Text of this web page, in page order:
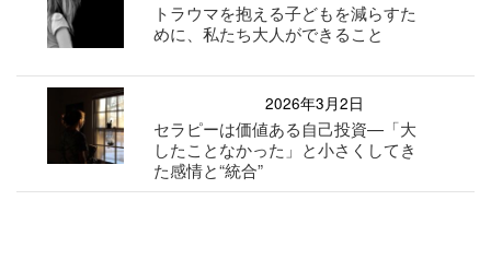
トラウマを抱える子どもを減らすた
めに、私たち大人ができること
2026年3月2日
セラピーは価値ある自己投資—「大
したことなかった」と小さくしてき
た感情と“統合”